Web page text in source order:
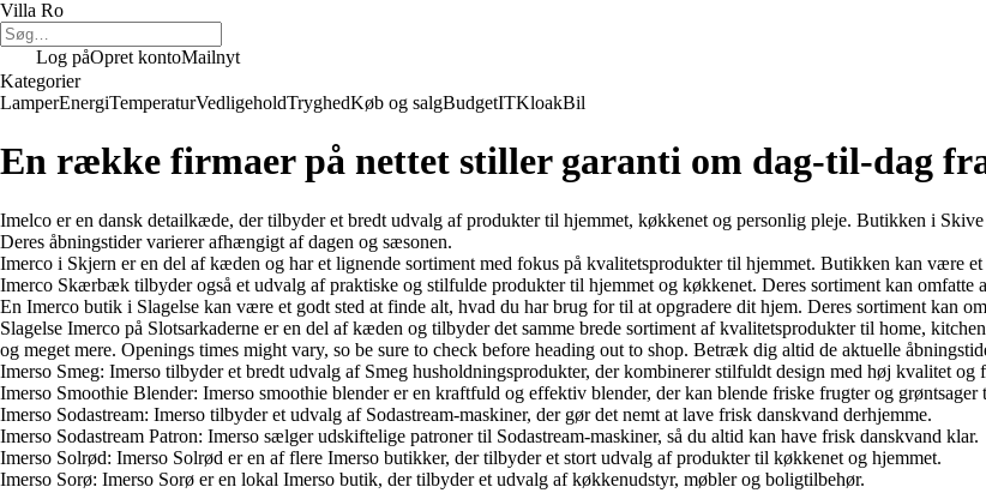
Villa Ro
Log påOpret kontoMailnyt
Kategorier
LamperEnergiTemperaturVedligeholdTryghedKøb og salgBudgetITKloakBil
En række firmaer på nettet stiller garanti om dag-til-dag
Imelco er en dansk detailkæde, der tilbyder et bredt udvalg af produkter til hjemmet, køkkenet og personlig pleje. Butikken i
Deres åbningstider varierer afhængigt af dagen og sæsonen.
Imerco i Skjern er en del af kæden og har et lignende sortiment med fokus på kvalitetsprodukter til hjemmet. Butikken kan være
Imerco Skærbæk tilbyder også et udvalg af praktiske og stilfulde produkter til hjemmet og køkkenet. Deres sortiment kan omfatte
En Imerco butik i Slagelse kan være et godt sted at finde alt, hvad du har brug for til at opgradere dit hjem. Deres sortiment kan
Slagelse Imerco på Slotsarkaderne er en del af kæden og tilbyder det samme brede sortiment af kvalitetsprodukter til home,
og meget mere. Openings times might vary, so be sure to check before heading out to shop. Betræk dig altid de aktuelle
Imerso Smeg: Imerso tilbyder et bredt udvalg af Smeg husholdningsprodukter, der kombinerer stilfuldt design med høj kvalitet og
Imerso Smoothie Blender: Imerso smoothie blender er en kraftfuld og effektiv blender, der kan blende friske frugter og
Imerso Sodastream: Imerso tilbyder et udvalg af Sodastream-maskiner, der gør det nemt at lave frisk danskvand derhjemme.
Imerso Sodastream Patron: Imerso sælger udskiftelige patroner til Sodastream-maskiner, så du altid kan have frisk danskvand klar.
Imerso Solrød: Imerso Solrød er en af flere Imerso butikker, der tilbyder et stort udvalg af produkter til køkkenet og hjemmet.
Imerso Sorø: Imerso Sorø er en lokal Imerso butik, der tilbyder et udvalg af køkkenudstyr, møbler og boligtilbehør.